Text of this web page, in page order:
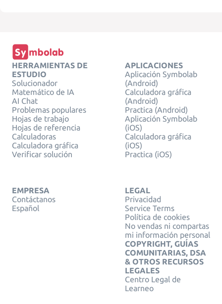
HERRAMIENTAS DE
ESTUDIO
Solucionador
Matemático de IA
AI Chat
Problemas populares
Hojas de trabajo
Hojas de referencia
Calculadoras
Calculadora gráfica
Verificar solución
APLICACIONES
Aplicación Symbolab
(Android)
Calculadora gráfica
(Android)
Practica (Android)
Aplicación Symbolab
(iOS)
Calculadora gráfica
(iOS)
Practica (iOS)
EMPRESA
Contáctanos
Español
LEGAL
Privacidad
Service Terms
Política de cookies
No vendas ni compartas
mi información personal
COPYRIGHT, GUÍAS
COMUNITARIAS, DSA
& OTROS RECURSOS
LEGALES
Centro Legal de
Learneo